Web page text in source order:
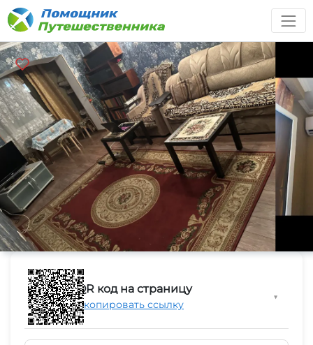
QR код на страницу
Скопировать ссылку
▼